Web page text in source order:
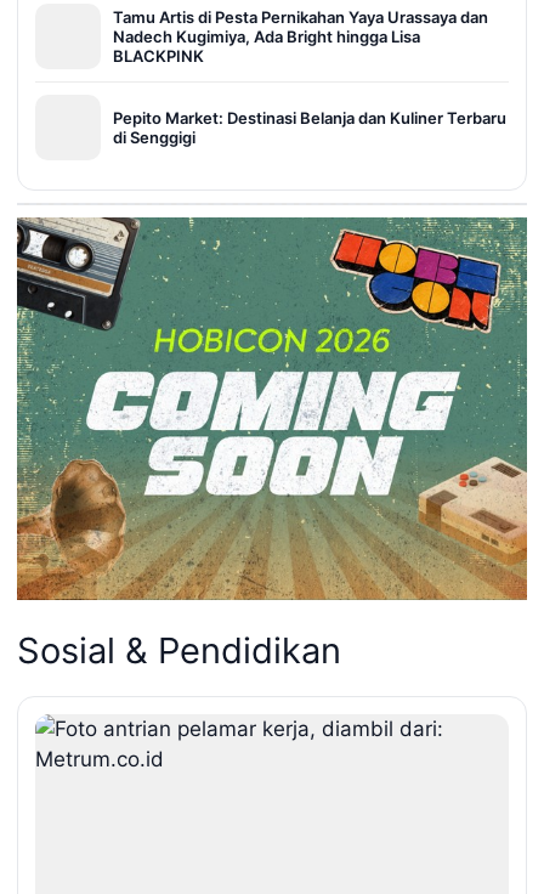
Tamu Artis di Pesta Pernikahan Yaya Urassaya dan
Nadech Kugimiya, Ada Bright hingga Lisa
BLACKPINK
Pepito Market: Destinasi Belanja dan Kuliner Terbaru
di Senggigi
Sosial & Pendidikan